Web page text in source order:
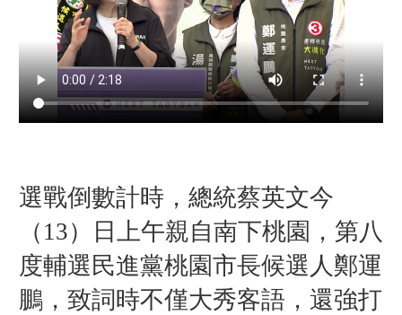
選戰倒數計時，總統蔡英文今
（13）日上午親自南下桃園，第八
度輔選民進黨桃園市長候選人鄭運
鵬，致詞時不僅大秀客語，還強打